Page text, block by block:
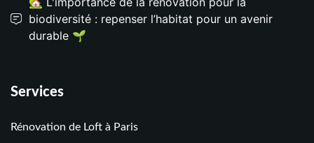
biodiversité : repenser l’habitat pour un avenir
durable 🌱
Services
Rénovation de Loft à Paris